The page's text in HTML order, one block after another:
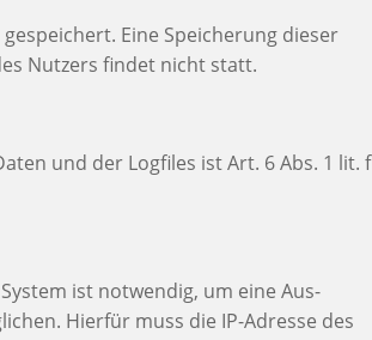
Eine Speicherung dieser
Nutzers findet nicht statt.
und der Logfiles ist Art. 6 Abs. 1 lit. f
ist notwendig, um eine Aus-
Hierfür muss die IP-Adresse des